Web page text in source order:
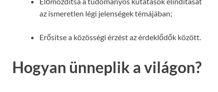
az ismeretlen légi jelenségek témájában;
Erősítse a közösségi érzést az érdeklődők között.
Hogyan ünneplik a világon?